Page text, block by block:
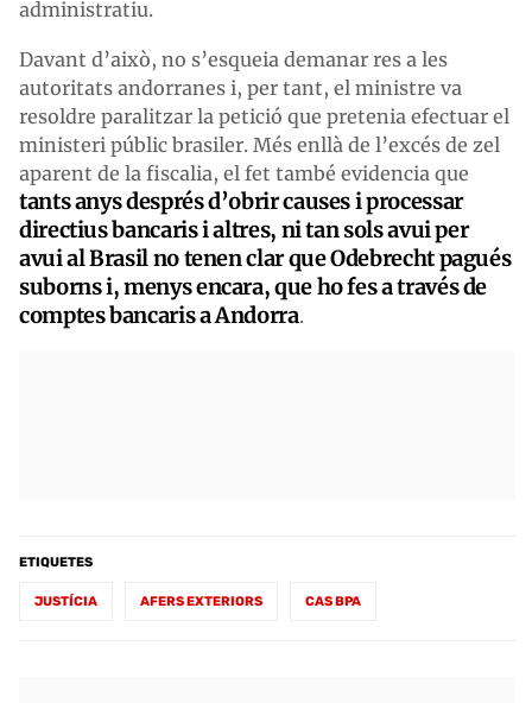
administratiu.
Davant d’això, no s’esqueia demanar res a les
autoritats andorranes i, per tant, el ministre va
resoldre paralitzar la petició que pretenia efectuar el
ministeri públic brasiler. Més enllà de l’excés de zel
aparent de la fiscalia, el fet també evidencia que
tants anys després d’obrir causes i processar
directius bancaris i altres, ni tan sols avui per
avui al Brasil no tenen clar que Odebrecht pagués
suborns i, menys encara, que ho fes a través de
comptes bancaris a Andorra.
ETIQUETES
JUSTÍCIA AFERS EXTERIORS CAS BPA